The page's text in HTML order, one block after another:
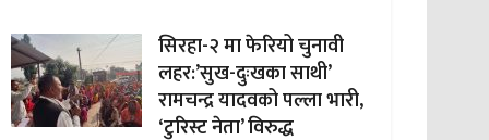
सिरहा-२ मा फेरियो चुनावी
लहर:’सुख-दुःखका साथी’
रामचन्द्र यादवको पल्ला भारी,
‘टुरिस्ट नेता’ विरुद्ध